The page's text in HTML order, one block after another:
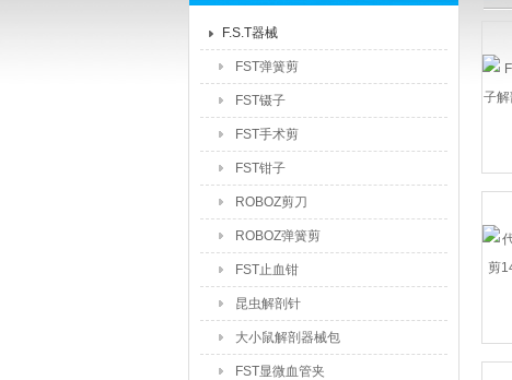
F.S.T器械
FST弹簧剪
FST镊子
FST手术剪
FST钳子
ROBOZ剪刀
ROBOZ弹簧剪
FST止血钳
昆虫解剖针
大小鼠解剖器械包
FST显微血管夹